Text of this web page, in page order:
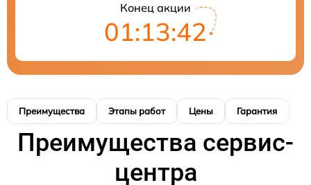
Конец акции
01:13:41
Преимущества Этапы работ Цены Гарантия
Преимущества сервис-
центра